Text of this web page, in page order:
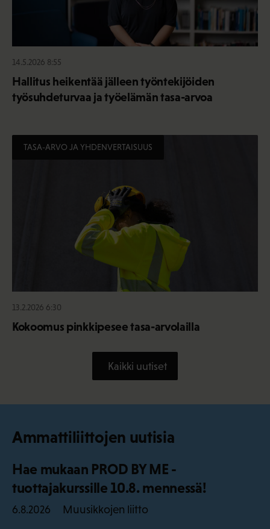
14.5.2026 8:55
Hallitus heikentää jälleen työntekijöiden
työsuhdeturvaa ja työelämän tasa-arvoa
TASA-ARVO JA YHDENVERTAISUUS
13.2.2026 6:30
Kokoomus pinkkipesee tasa-arvolailla
Kaikki uutiset
Ammattiliittojen uutisia
Hae mukaan PROD BY ME -
tuottajakurssille 10.8. mennessä!
6.8.2026 Muusikkojen liitto